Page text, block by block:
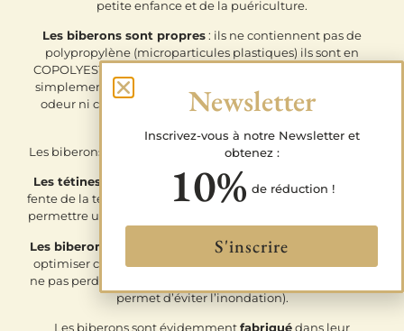
petite enfance et de la puériculture.
Les biberons sont propres: ils ne contiennent pas de
polypropylène (microparticules plastiques) ils sont en
COPOLYESTER, vous nous direz mais Quezako ? C’est tout
simplement une matière propre et inerte qui ne capte ni
odeur ni couleur des aliments et qui ne contient aucun
Les biberons ont une valve anti-coliqueet anti collapsage.
Les tétines ont trois débits de vitesse
, effectivement, la
fente de la tétine a une forme spécifiquement étudiée pour
permettre un débit différent selon l’orientation de la tétine.
Les biberons sont gigognes
, ils s’empilent entre eux pour
optimiser cette place si précieuse (attention néanmoins à
ne pas perdre l’anneau de réduction du biberon 360Ml qui
permet d’éviter l’inondation).
Les biberons sont évidemmentfabriquédans leur
Newsletter
Inscrivez-vous à notre Newsletter et
obtenez :
10% de réduction !
S'inscrire